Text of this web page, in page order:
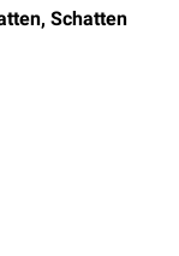
Schatten